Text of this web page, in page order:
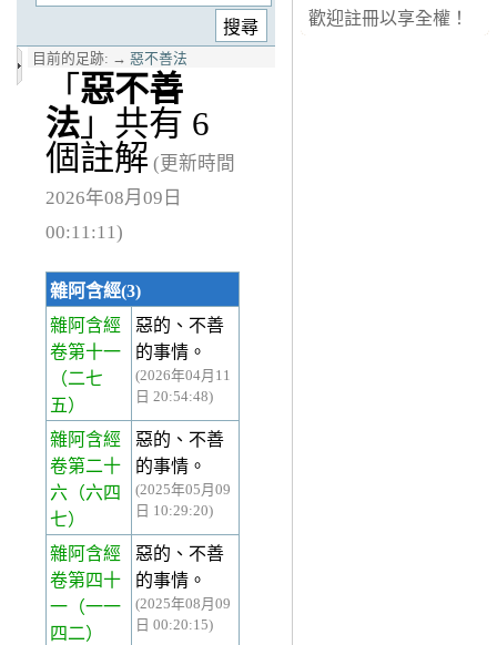
目前的足跡: → 惡不善法
「 惡不善
法 」共有 6
個註解 (更新時間
2026年08月09日
00:11:11)
雜阿含經(3)
雜阿含經
卷第十一
（二七
五）
惡的、不善
的事情。
(2026年04月11
日 20:54:48)
雜阿含經
卷第二十
六 （六四
七）
惡的、不善
的事情。
(2025年05月09
日 10:29:20)
雜阿含經
卷第四十
一 （一一
四二）
惡的、不善
的事情。
(2025年08月09
日 00:20:15)
歡迎註冊以享全權！